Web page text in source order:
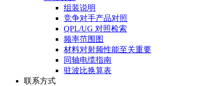
组装说明
竞争对手产品对照
QPL/UG 对照检索
频率范围图
材料对射频性能至关重要
同轴电缆指南
驻波比换算表
联系方式